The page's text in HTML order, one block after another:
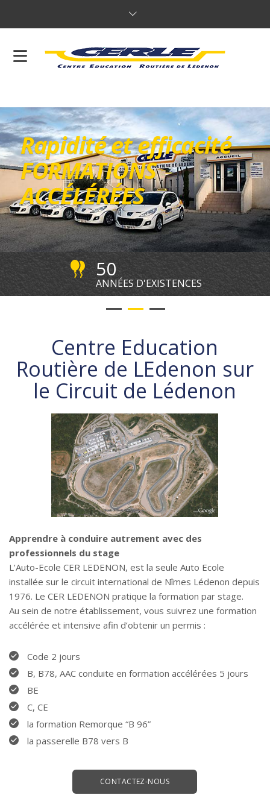
Rapidité et efficacité
FORMATIONS
ACCÉLÉRÉES
50
ANNÉES D'EXISTENCES
Centre Education
Routière de LEdenon sur
le Circuit de Lédenon
Apprendre à conduire autrement avec des
professionnels du stage
L’Auto-Ecole CER LEDENON, est la seule Auto Ecole
installée sur le circuit international de Nîmes Lédenon depuis
1976. Le CER LEDENON pratique la formation par stage.
Au sein de notre établissement, vous suivrez une formation
accélérée et intensive afin d’obtenir un permis :
Code 2 jours
B, B78, AAC conduite en formation accélérées 5 jours
BE
C, CE
la formation Remorque “B 96”
la passerelle B78 vers B
CONTACTEZ-NOUS